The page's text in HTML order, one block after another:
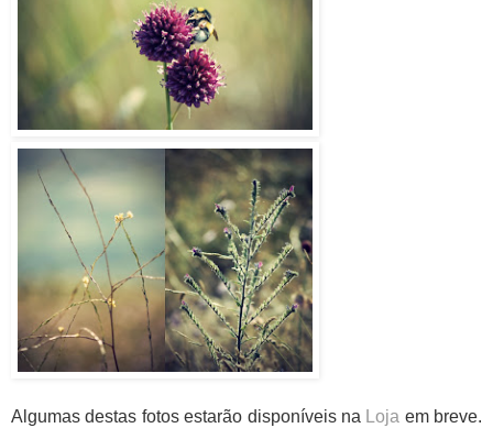
Algumas destas fotos estarão disponíveis na Loja em breve.